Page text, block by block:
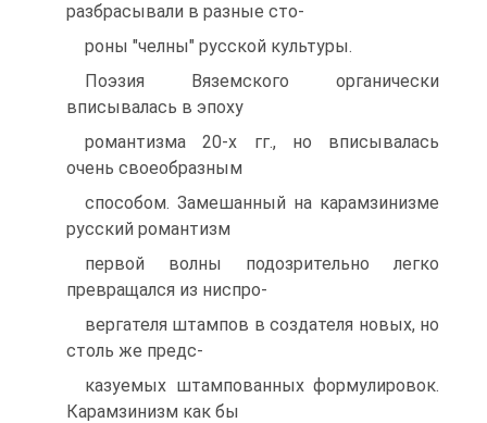
разбрасывали в разные сто-
роны "челны" русской культуры.
Поэзия Вяземского органически
вписывалась в эпоху
романтизма 20-х гг., но вписывалась
очень своеобразным
способом. Замешанный на карамзинизме
русский романтизм
первой волны подозрительно легко
превращался из ниспро-
вергателя штампов в создателя новых, но
столь же предс-
казуемых штампованных формулировок.
Карамзинизм как бы